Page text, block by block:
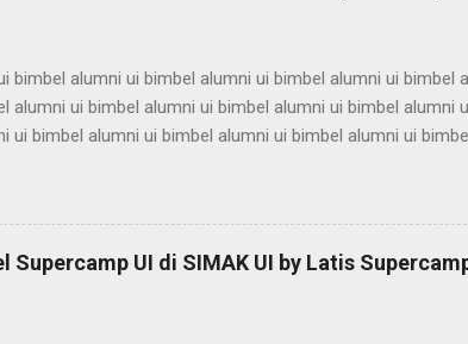
bimbel alumni ui bimbel alumni ui bimbel alumni ui bimbel
alumni ui bimbel alumni ui bimbel alumni ui bimbel alumni
ui bimbel alumni ui bimbel alumni ui bimbel alumni ui
alumni ui bimbel alumni ui bimbel alumni ui bimbel
ui bimbel alumni ui bimbel alumni ui bimbel alumni ui
bimbel alumni ui bimbel alumni ui bimbel alumni ui bimbel
alumni ui bimbel alumni ui bimbel alumni ui bimbel alu...
Supercamp UI di SIMAK UI by Latis